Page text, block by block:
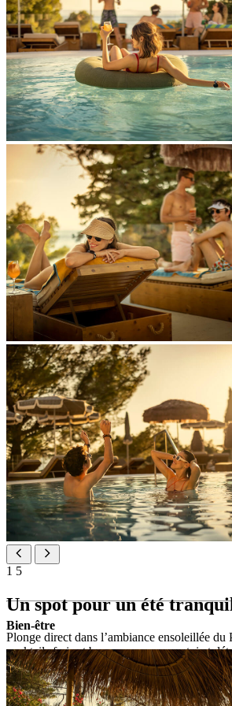
1 5
Un spot pour un été
Plonge direct dans l’ambiance ensoleillée du
cocktails frais et bons sons, ou pose-toi et
vacances, fais-les à ta façon.
[PLACES POOL]
Bien-être